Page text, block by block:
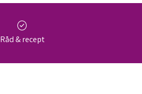
check_circle
Råd & recept